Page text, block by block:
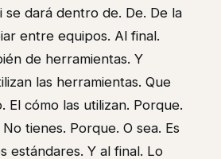
se dará dentro de. De. De la
entre equipos. Al final.
de herramientas. Y
las herramientas. Que
El cómo las utilizan. Porque.
tienes. Porque. O sea. Es
estándares. Y al final. Lo